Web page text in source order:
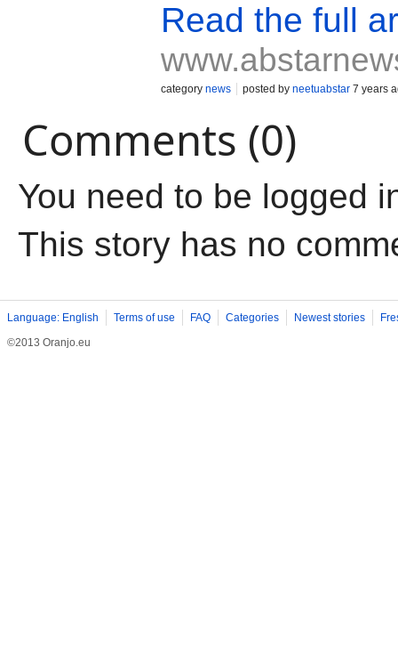
Read the full
category news posted by neetuabstar 7 years
Comments (0)
You need to be logged
This story has no
Language: English Terms of use FAQ Categories Newest stories
©2013 Oranjo.eu